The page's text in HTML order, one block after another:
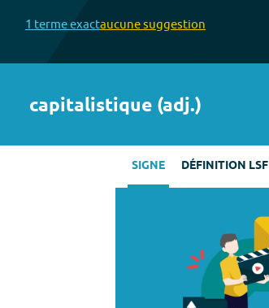
1 termeexactaucunesuggestion
capitalistique (adj.)
SIGNE DÉFINITION LSF